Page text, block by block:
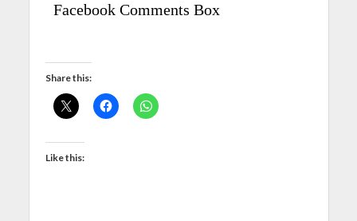
Facebook Comments Box
Share this:
Like this: